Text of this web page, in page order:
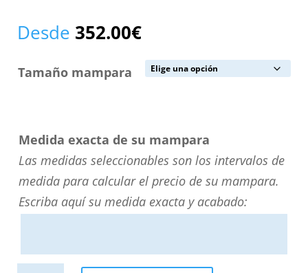
Desde 352.00€
Tamaño mampara
Medida exacta de su mampara
Las medidas seleccionables son los intervalos de
medida para calcular el precio de su mampara.
Escriba aquí su medida exacta y acabado: